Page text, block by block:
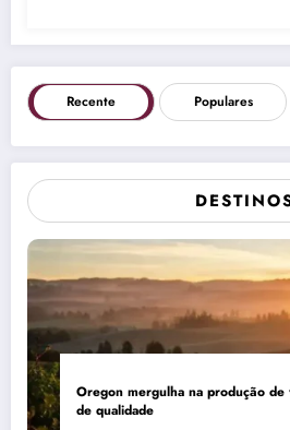
Recente Populares
Oregon mergulha na produção de
de qualidade